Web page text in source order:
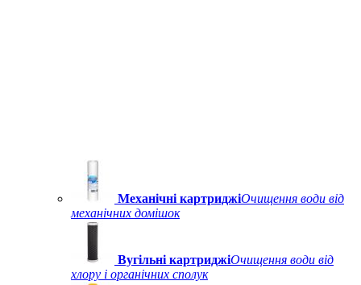
Механічні картриджіОчищення води від
механічних домішок
Вугільні картриджіОчищення води від
хлору і органічних сполук